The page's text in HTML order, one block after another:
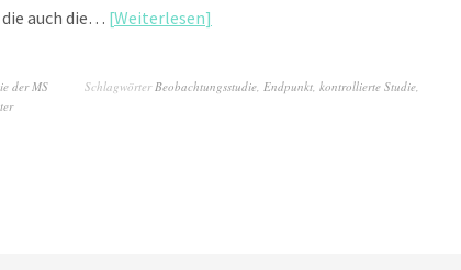
auch die… Weiterlesen
der MS SchlagwörterBeobachtungsstudie, Endpunkt, kontrollierte Studie,